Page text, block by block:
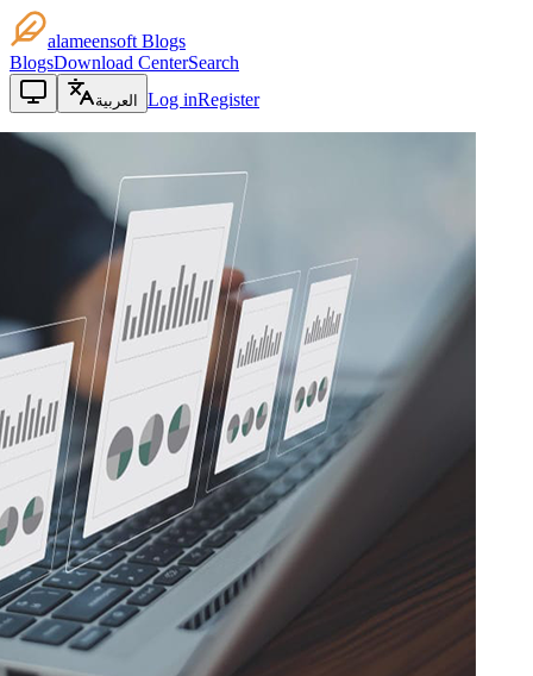
alameensoft Blogs
BlogsDownload CenterSearch
العربية Log inRegister